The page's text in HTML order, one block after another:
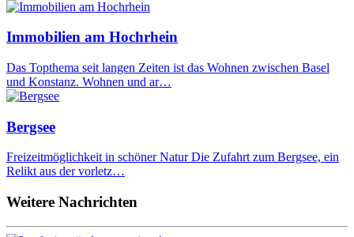
Immobilien am Hochrhein
Das Topthema seit langen Zeiten ist das Wohnen zwischen Basel
und Konstanz. Wohnen und ar…
Bergsee
Freizeitmöglichkeit in schöner Natur Die Zufahrt zum Bergsee, ein
Relikt aus der vorletz…
Weitere Nachrichten